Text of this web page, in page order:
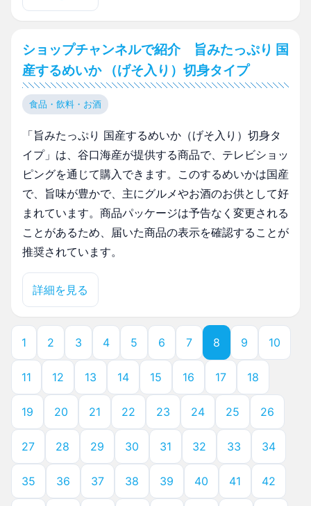
ショップチャンネルで紹介 旨みたっぷり 国
産するめいか （げそ入り）切身タイプ
食品・飲料・お酒
「旨みたっぷり 国産するめいか（げそ入り）切身タ
イプ」は、谷口海産が提供する商品で、テレビショッ
ピングを通じて購入できます。このするめいかは国産
で、旨味が豊かで、主にグルメやお酒のお供として好
まれています。商品パッケージは予告なく変更される
ことがあるため、届いた商品の表示を確認することが
推奨されています。
詳細を見る
1 2 3 4 5 6 7 8 9 10
11 12 13 14 15 16 17 18
19 20 21 22 23 24 25 26
27 28 29 30 31 32 33 34
35 36 37 38 39 40 41 42